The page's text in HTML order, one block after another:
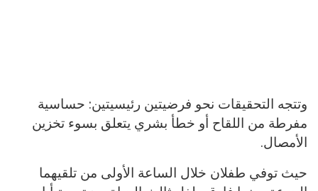
وتتجه التحقيقات نحو فرضيتين رئيسيتين: حساسية
مفرطة من اللقاح أو خطأ بشري يتعلق بسوء تخزين
الأمصال.
حيث توفي طفلان خلال الساعة الأولى من تلقيهما